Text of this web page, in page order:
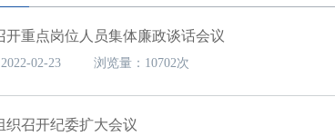
开重点岗位人员集体廉政谈话会议
2022-02-23 浏览量：10702次
织召开纪委扩大会议